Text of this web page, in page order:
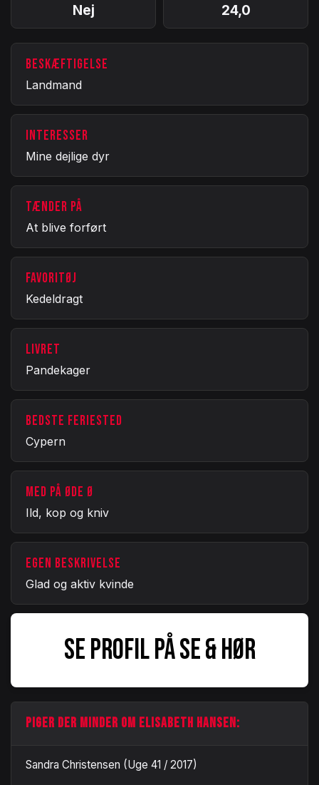
Nej 24,0
BESKÆFTIGELSE
Landmand
INTERESSER
Mine dejlige dyr
TÆNDER PÅ
At blive forført
FAVORITØJ
Kedeldragt
LIVRET
Pandekager
BEDSTE FERIESTED
Cypern
MED PÅ ØDE Ø
Ild, kop og kniv
EGEN BESKRIVELSE
Glad og aktiv kvinde
SE PROFIL PÅ SE & HØR
PIGER DER MINDER OM ELISABETH HANSEN:
Sandra Christensen (Uge 41 / 2017)